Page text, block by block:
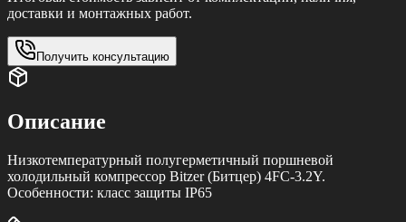
доставки и монтажных работ.
Получить консультацию
Описание
Низкотемпературный полугерметичный поршневой
холодильный компрессор Bitzer (Битцер) 4FC-3.2Y.
Особенности: класс защиты IP65